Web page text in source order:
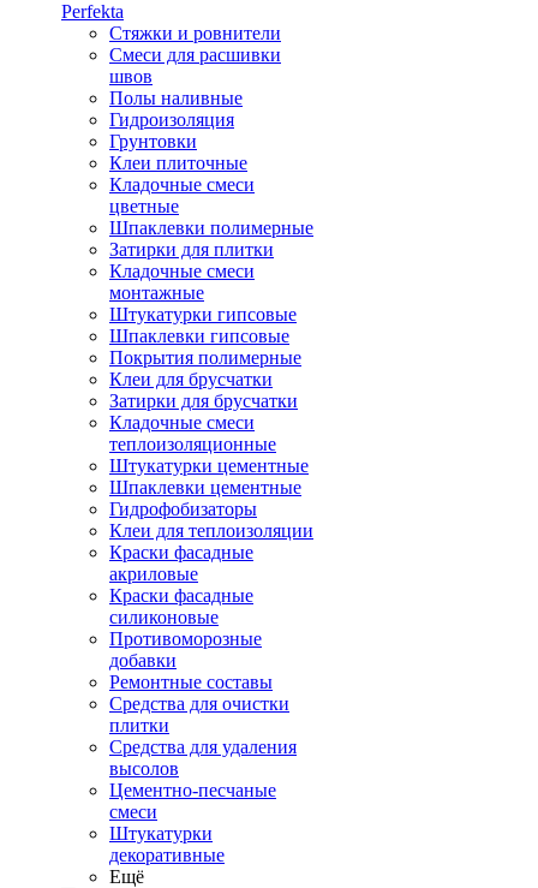
Perfekta
Стяжки и ровнители
Смеси для расшивки
швов
Полы наливные
Гидроизоляция
Грунтовки
Клеи плиточные
Кладочные смеси
цветные
Шпаклевки полимерные
Затирки для плитки
Кладочные смеси
монтажные
Штукатурки гипсовые
Шпаклевки гипсовые
Покрытия полимерные
Клеи для брусчатки
Затирки для брусчатки
Кладочные смеси
теплоизоляционные
Штукатурки цементные
Шпаклевки цементные
Гидрофобизаторы
Клеи для теплоизоляции
Краски фасадные
акриловые
Краски фасадные
силиконовые
Противоморозные
добавки
Ремонтные составы
Средства для очистки
плитки
Средства для удаления
высолов
Цементно-песчаные
смеси
Штукатурки
декоративные
Ещё